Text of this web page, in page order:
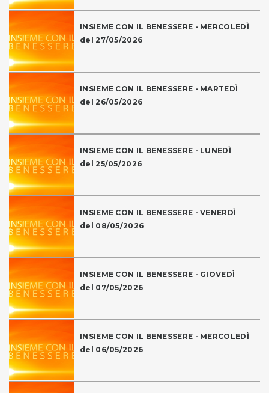
INSIEME CON IL BENESSERE - MERCOLEDÌ
del 27/05/2026
INSIEME CON IL BENESSERE - MARTEDÌ
del 26/05/2026
INSIEME CON IL BENESSERE - LUNEDÌ
del 25/05/2026
INSIEME CON IL BENESSERE - VENERDÌ
del 08/05/2026
INSIEME CON IL BENESSERE - GIOVEDÌ
del 07/05/2026
INSIEME CON IL BENESSERE - MERCOLEDÌ
del 06/05/2026